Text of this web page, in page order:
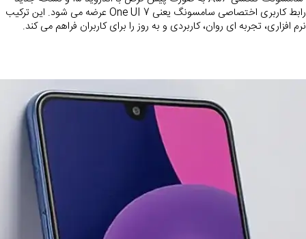
نرم افزاری، تجربه ای روان، کاربردی و به روز را برای کاربران فراهم می کند.